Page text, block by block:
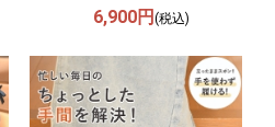
6,900円 (税込)